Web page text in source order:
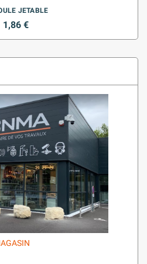
JETABLE
1,86 €